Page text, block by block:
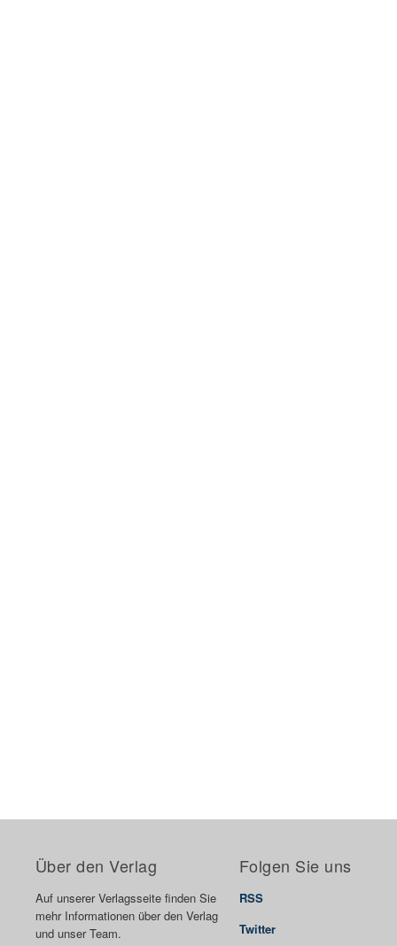
Über den Verlag
Auf unserer Verlagsseite finden Sie
mehr Informationen über den Verlag
und unser Team.
Folgen Sie uns
RSS
Twitter